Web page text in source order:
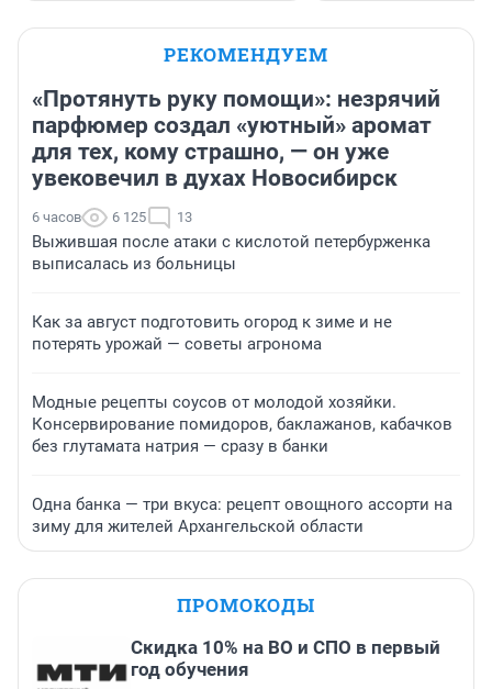
РЕКОМЕНДУЕМ
«Протянуть руку помощи»: незрячий
парфюмер создал «уютный» аромат
для тех, кому страшно, — он уже
увековечил в духах Новосибирск
6 часов 6 125 13
Выжившая после атаки с кислотой петербурженка
выписалась из больницы
Как за август подготовить огород к зиме и не
потерять урожай — советы агронома
Модные рецепты соусов от молодой хозяйки.
Консервирование помидоров, баклажанов, кабачков
без глутамата натрия — сразу в банки
Одна банка — три вкуса: рецепт овощного ассорти на
зиму для жителей Архангельской области
ПРОМОКОДЫ
Скидка 10% на ВО и СПО в первый
год обучения